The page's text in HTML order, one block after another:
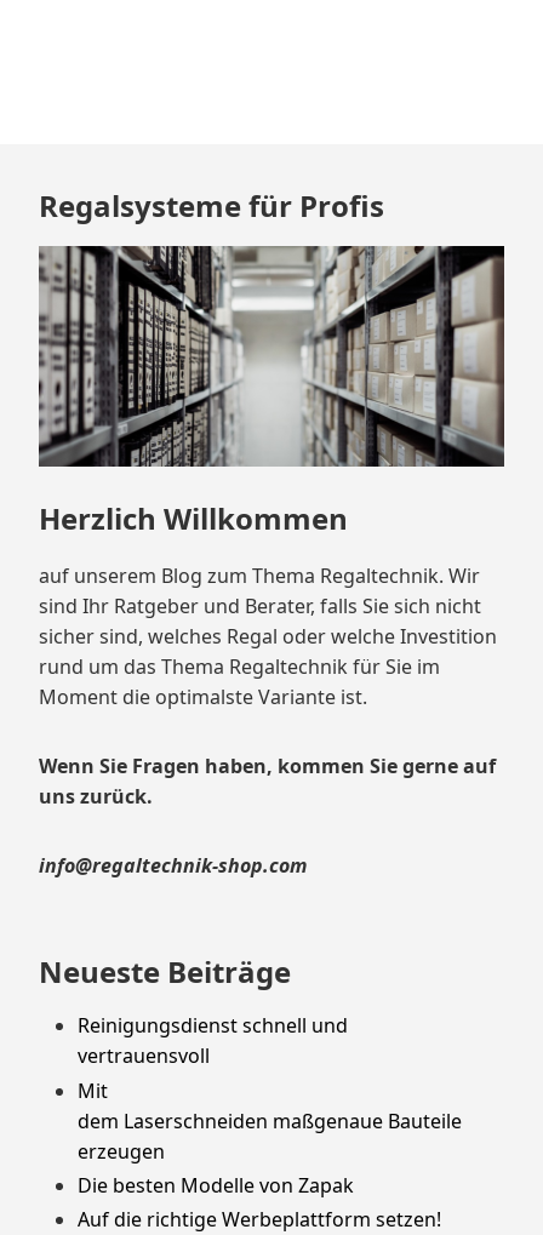
Zum
Footer
springen
Regalsysteme für Profis
Herzlich Willkommen
auf unserem Blog zum Thema Regaltechnik. Wir
sind Ihr Ratgeber und Berater, falls Sie sich nicht
sicher sind, welches Regal oder welche Investition
rund um das Thema Regaltechnik für Sie im
Moment die optimalste Variante ist.
Wenn Sie Fragen haben, kommen Sie gerne auf
uns zurück.
info@regaltechnik-shop.com
Neueste Beiträge
Reinigungsdienst schnell und
vertrauensvoll
Mit
dem Laserschneiden maßgenaue Bauteile
erzeugen
Die besten Modelle von Zapak
Auf die richtige Werbeplattform setzen!